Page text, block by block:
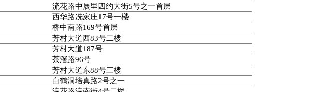
流花路中展里四约大街5号之一首层
西华路冼家庄17号一楼
桥中南路169号首层
芳村大道西83号二楼
芳村大道187号
茶滘路96号
芳村大道东88号三楼
白鹤洞培真路2号之一